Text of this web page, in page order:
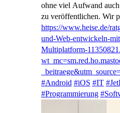
ohne viel Aufwand
zu veröffentlichen. Wir
https://www.heise.de/
und-Web-entwickeln-
Multiplatform-
#Android #iOS #IT #
#Programmierung #